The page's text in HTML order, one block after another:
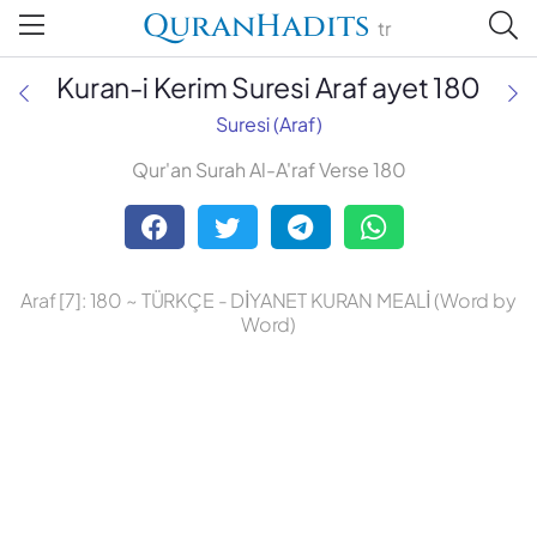
QuranHadits tr
Abdulbaki Gölpınarlı
Adem Uğur
Ali Bulaç
Kuran-i Kerim Suresi Araf ayet 180
Suresi (Araf)
Qur'an Surah Al-A'raf Verse 180
Araf [7]: 180 ~ TÜRKÇE - DİYANET KURAN MEALİ (Word by
Word)